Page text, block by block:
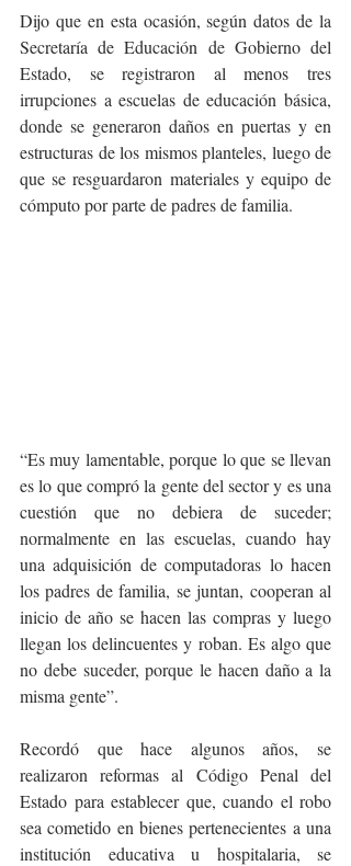
Dijo que en esta ocasión, según datos de la
Secretaría de Educación de Gobierno del
Estado, se registraron al menos tres
irrupciones a escuelas de educación básica,
donde se generaron daños en puertas y en
estructuras de los mismos planteles, luego de
que se resguardaron materiales y equipo de
cómputo por parte de padres de familia.
“Es muy lamentable, porque lo que se llevan
es lo que compró la gente del sector y es una
cuestión que no debiera de suceder;
normalmente en las escuelas, cuando hay
una adquisición de computadoras lo hacen
los padres de familia, se juntan, cooperan al
inicio de año se hacen las compras y luego
llegan los delincuentes y roban. Es algo que
no debe suceder, porque le hacen daño a la
misma gente”.
Recordó que hace algunos años, se
realizaron reformas al Código Penal del
Estado para establecer que, cuando el robo
sea cometido en bienes pertenecientes a una
institución educativa u hospitalaria, se